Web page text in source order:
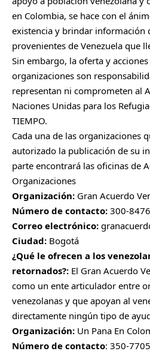
en Colombia, se hace con el
existencia y brindar información
provenientes de Venezuela que
Sin embargo, la oferta y
organizaciones son
representan ni comprometen al
Naciones Unidas para los
TIEMPO.
Cada una de las organizaciones
autorizado la publicación de su
parte encontrará las oficinas de
Organizaciones
Organización: Gran Acuerdo
Número de contacto: 300-
Correo electrónico:
Ciudad: Bogotá
¿Qué le ofrecen a los
retornados?: El Gran Acuerdo
como un ente articulador entre
venezolanas y que apoyan al
directamente ningún tipo de
Organización: Un Pana En
Número de contacto: 350-